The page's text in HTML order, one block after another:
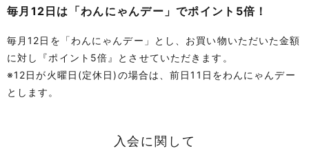
毎月12日は「わんにゃんデー」でポイント5倍！
毎月12日を「わんにゃんデー」とし、お買い物いただいた金額
に対し『ポイント5倍』とさせていただきます。
※12日が火曜日(定休日)の場合は、前日11日をわんにゃんデー
とします。
入会に関して